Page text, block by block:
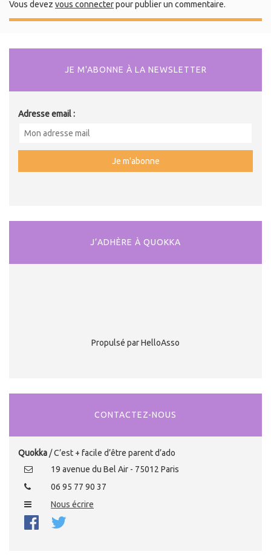
Vous devez vous connecterpour publier un commentaire.
JE M'ABONNE À LA NEWSLETTER
Adresse email :
J’ADHÈRE À QUOKKA
Propulsé par HelloAsso
CONTACTEZ-NOUS
Quokka/ C’est + facile d’être parent d’ado
19 avenue du Bel Air - 75012 Paris
06 95 77 90 37
Nous écrire